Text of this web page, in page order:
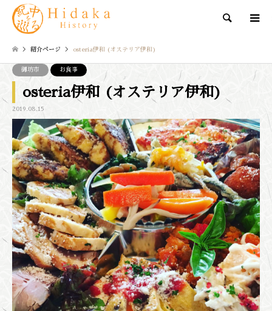
検索
紹介ページ osteria伊和 (オステリア伊和)
御坊市 お食事
osteria伊和 (オステリア伊和)
2019.08.15